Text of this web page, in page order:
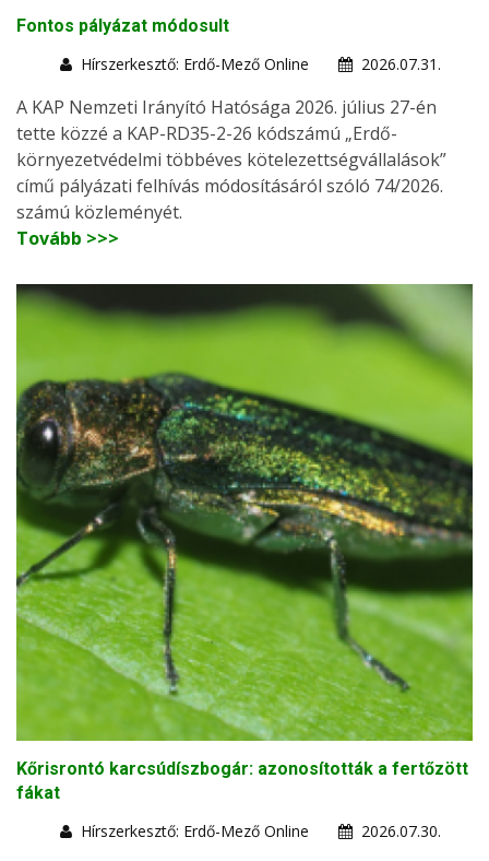
Fontos pályázat módosult
Hírszerkesztő: Erdő-Mező Online
2026.07.31.
A KAP Nemzeti Irányító Hatósága 2026. július 27-én
tette közzé a KAP-RD35-2-26 kódszámú „Erdő-
környezetvédelmi többéves kötelezettségvállalások”
című pályázati felhívás módosításáról szóló 74/2026.
számú közleményét.
Tovább >>>
Kőrisrontó karcsúdíszbogár: azonosították a fertőzött
fákat
Hírszerkesztő: Erdő-Mező Online
2026.07.30.